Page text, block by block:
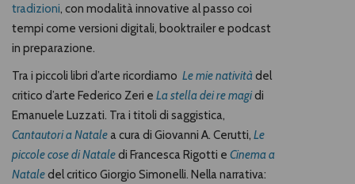
tradizioni, con modalità innovative al passo coi
tempi come versioni digitali, booktrailer e podcast
in preparazione.
Tra i piccoli libri d’arte ricordiamo Le mie nativitàdel
critico d’arte Federico Zeri e La stella dei re magidi
Emanuele Luzzati. Tra i titoli di saggistica,
Cantautori a Natalea cura di Giovanni A. Cerutti, Le
piccole cose di Nataledi Francesca Rigotti e Cinema a
Nataledel critico Giorgio Simonelli. Nella narrativa: